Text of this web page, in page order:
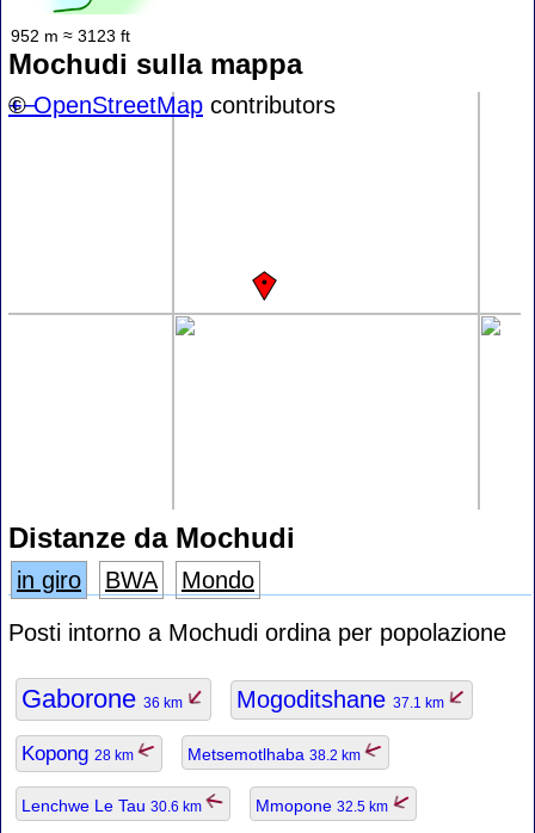
952 m ≈ 3123 ft
Mochudi sulla mappa
+−
©OpenStreetMap contributors
Distanze da Mochudi
in giro BWA
Mondo
Posti intorno a Mochudi ordina per popolazione
Gaborone 36 km Mogoditshane 37.1 km
Kopong 28 km Metsemotlhaba 38.2 km
Lenchwe Le Tau 30.6 km Mmopone 32.5 km